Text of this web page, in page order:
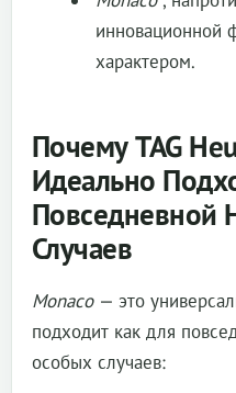
инновационной
характером.
Почему TAG
Идеально
Повседневной
Случаев
Monaco — это
подходит как для
особых случаев: